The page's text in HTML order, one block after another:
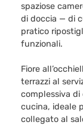
spaziose
di doccia — di
pratico
funzionali.
Fiore
terrazzi al
complessiva
cucina, ideale
collegato al